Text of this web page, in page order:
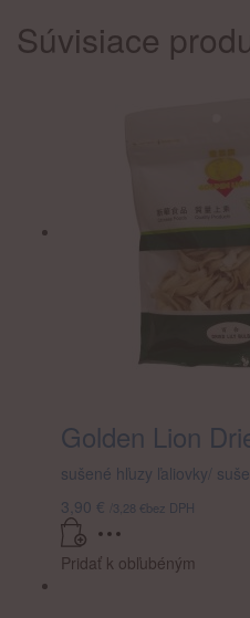
Súvisiace
Golden Lion
sušené hľuzy ľaliovky/
3,90 € 3,28 €bez DPH
Pridať k obľubéným